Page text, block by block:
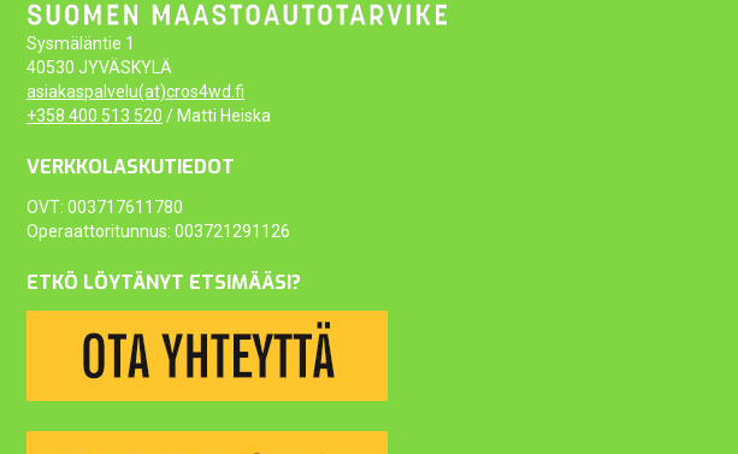
Sysmäläntie 1
40530 JYVÄSKYLÄ
asiakaspalvelu(at)cros4wd.fi
+358 400 513 520 / Matti Heiska
VERKKOLASKUTIEDOT
OVT: 003717611780
Operaattoritunnus: 003721291126
ETKÖ LÖYTÄNYT ETSIMÄÄSI?